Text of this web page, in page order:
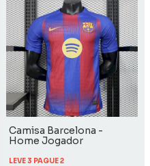
Camisa Barcelona -
Home Jogador
LEVE 3 PAGUE 2